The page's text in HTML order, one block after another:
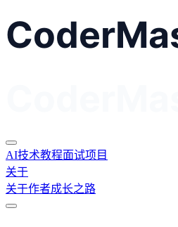
AI技术教程面试项目
关于
关于作者成长之路